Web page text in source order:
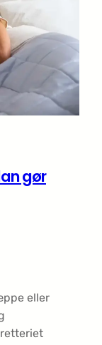
gør
eller